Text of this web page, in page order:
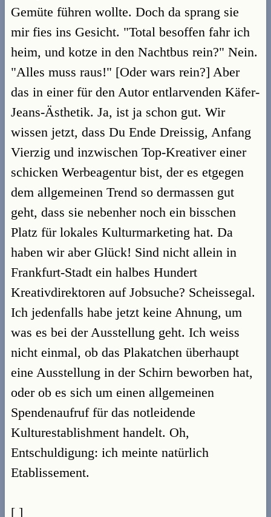
Gemüte führen wollte. Doch da sprang sie
mir fies ins Gesicht. "Total besoffen fahr ich
heim, und kotze in den Nachtbus rein?" Nein.
"Alles muss raus!" [Oder wars rein?] Aber
das in einer für den Autor entlarvenden Käfer-
Jeans-Ästhetik. Ja, ist ja schon gut. Wir
wissen jetzt, dass Du Ende Dreissig, Anfang
Vierzig und inzwischen Top-Kreativer einer
schicken Werbeagentur bist, der es etgegen
dem allgemeinen Trend so dermassen gut
geht, dass sie nebenher noch ein bisschen
Platz für lokales Kulturmarketing hat. Da
haben wir aber Glück! Sind nicht allein in
Frankfurt-Stadt ein halbes Hundert
Kreativdirektoren auf Jobsuche? Scheissegal.
Ich jedenfalls habe jetzt keine Ahnung, um
was es bei der Ausstellung geht. Ich weiss
nicht einmal, ob das Plakatchen überhaupt
eine Ausstellung in der Schirn beworben hat,
oder ob es sich um einen allgemeinen
Spendenaufruf für das notleidende
Kulturestablishment handelt. Oh,
Entschuldigung: ich meinte natürlich
Etablissement.
[ ]